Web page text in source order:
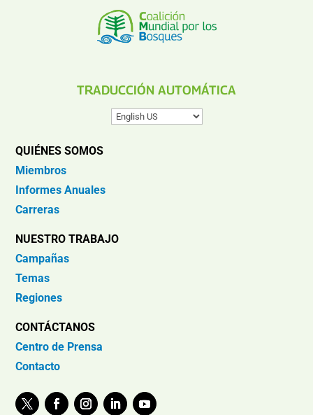
TRADUCCIÓN AUTOMÁTICA
QUIÉNES SOMOS
Miembros
Informes Anuales
Carreras
NUESTRO TRABAJO
Campañas
Temas
Regiones
CONTÁCTANOS
Centro de Prensa
Contacto